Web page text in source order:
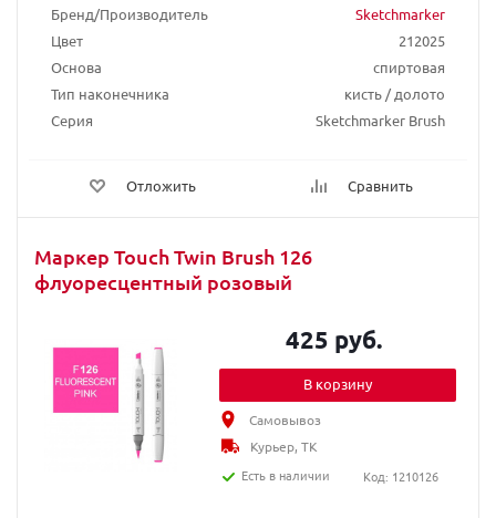
Бренд/Производитель
Sketchmarker
Цвет
212025
Основа
спиртовая
Тип наконечника
кисть / долото
Серия
Sketchmarker Brush
Отложить Сравнить
Маркер Touch Twin Brush 126
флуоресцентный розовый
425 руб.
В корзину
Самовывоз
Курьер, ТК
Есть в наличии
Код: 1210126